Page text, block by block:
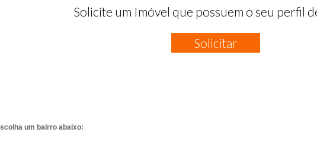
Solicite um Imóvel que possuem o seu perfil
Solicitar
um bairro abaixo: